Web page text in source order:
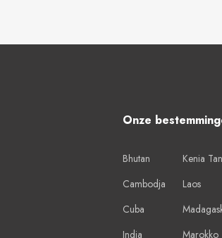
Onze
Bhutan
Cambodja
Cuba
India
Kenia
Laos
Marokko